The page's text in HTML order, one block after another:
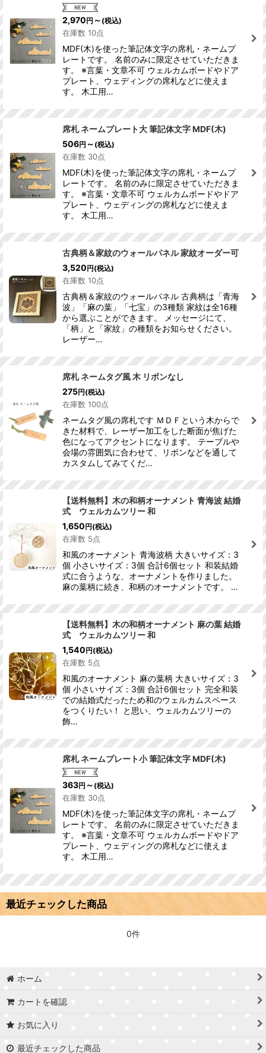
2,970円 ～ (税込)
在庫数 10点
MDF(木)を使った筆記体文字の席札・ネームプ
レートです。 名前のみに限定させていただきま
す。 ※言葉・文章不可 ウェルカムボードやドア
プレート、ウェディングの席札などに使えま
す。 木工用…
席札 ネームプレート大 筆記体文字 MDF(木)
506円 ～ (税込)
在庫数 30点
MDF(木)を使った筆記体文字の席札・ネームプ
レートです。 名前のみに限定させていただきま
す。 ※言葉・文章不可 ウェルカムボードやドア
プレート、ウェディングの席札などに使えま
す。 木工用…
古典柄＆家紋のウォールパネル 家紋オーダー可
3,520円(税込)
在庫数 10点
古典柄＆家紋のウォールパネル 古典柄は「青海
波」「麻の葉」「七宝」の3種類 家紋は全16種
から選ぶことができます。 メッセージにて、
「柄」と「家紋」の種類をお知らせください。
レーザー…
席札 ネームタグ風 木 リボンなし
275円(税込)
在庫数 100点
ネームタグ風の席札です ＭＤＦという木からで
きた材料で、レーザー加工をした断面が焦げた
色になってアクセントになります。 テーブルや
会場の雰囲気に合わせて、リボンなどを通して
カスタムしてみてくだ…
【送料無料】木の和柄オーナメント 青海波 結婚
式 ウェルカムツリー 和
1,650円(税込)
在庫数 5点
和風のオーナメント 青海波柄 大きいサイズ：3
個 小さいサイズ：3個 合計6個セット 和装結婚
式に合うような、オーナメントを作りました。
麻の葉柄に続き、和柄のオーナメントです。 …
【送料無料】木の和柄オーナメント 麻の葉 結婚
式 ウェルカムツリー 和
1,540円(税込)
在庫数 5点
和風のオーナメント 麻の葉柄 大きいサイズ：3
個 小さいサイズ：3個 合計6個セット 完全和装
での結婚式だったため和のウェルカムスペース
をつくりたい！ と思い、ウェルカムツリーの
飾…
席札 ネームプレート小 筆記体文字 MDF(木)
363円 ～ (税込)
在庫数 30点
MDF(木)を使った筆記体文字の席札・ネームプ
レートです。 名前のみに限定させていただきま
す。 ※言葉・文章不可 ウェルカムボードやドア
プレート、ウェディングの席札などに使えま
す。 木工用…
最近チェックした商品
0件
ホーム
カートを確認
お気に入り
最近チェックした商品